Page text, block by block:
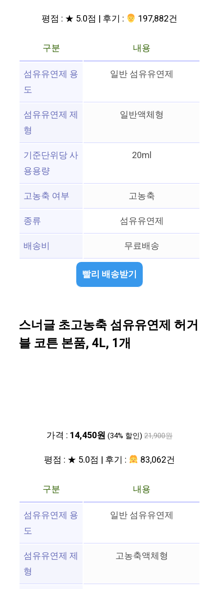
평점 : ★ 5.0점 | 후기 :
‍‍ 197,882건
구분
내용
섬유유연제 용
도
일반 섬유유연제
섬유유연제 제
형
일반액체형
기준단위당 사
용용량
20ml
고농축 여부
고농축
종류
섬유유연제
배송비
무료배송
빨리 배송받기
스너글 초고농축 섬유유연제 허거
블 코튼 본품, 4L, 1개
가격 : 14,450원 (34% 할인) 21,900원
평점 : ★ 5.0점 | 후기 : 83,062건
구분
내용
섬유유연제 용
도
일반 섬유유연제
섬유유연제 제
형
고농축액체형